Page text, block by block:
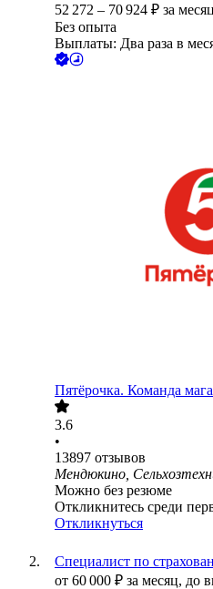
52 272 – 70 924 ₽ за
Без опыта
Выплаты: Два раза в
Пятёрочка. Команда
3.6
•
13897 отзывов
Мендюкино,
Можно без резюме
Откликнитесь среди
Откликнуться
Специалист по
от 60 000 ₽ за месяц, до